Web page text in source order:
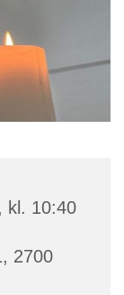
kl. 10:40
2700